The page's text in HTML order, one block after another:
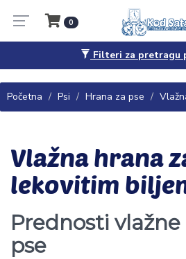
0
Pitanja, saveti i porudžbine
Početna Psi Hrana za pse
Filteri za pretragu
Vlažna hrana
lekovitim
Prednosti
pse